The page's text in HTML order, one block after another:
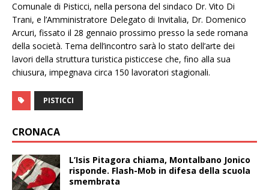
Comunale di Pisticci, nella persona del sindaco Dr. Vito Di
Trani, e l’Amministratore Delegato di Invitalia, Dr. Domenico
Arcuri, fissato il 28 gennaio prossimo presso la sede romana
della società. Tema dell’incontro sarà lo stato dell’arte dei
lavori della struttura turistica pisticcese che, fino alla sua
chiusura, impegnava circa 150 lavoratori stagionali.
PISTICCI
CRONACA
L’Isis Pitagora chiama, Montalbano Jonico
risponde. Flash-Mob in difesa della scuola
smembrata